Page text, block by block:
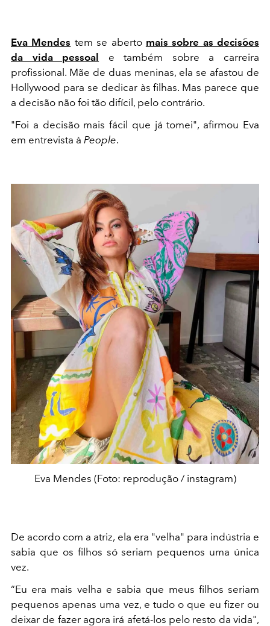
Eva Mendes tem se aberto mais sobre as decisões
da vida pessoal e também sobre a carreira
profissional. Mãe de duas meninas, ela se afastou de
Hollywood para se dedicar às filhas. Mas parece que
a decisão não foi tão difícil, pelo contrário.
"Foi a decisão mais fácil que já tomei", afirmou Eva
em entrevista à People.
Eva Mendes (Foto: reprodução / instagram)
De acordo com a atriz, ela era "velha" para indústria e
sabia que os filhos só seriam pequenos uma única
vez.
“Eu era mais velha e sabia que meus filhos seriam
pequenos apenas uma vez, e tudo o que eu fizer ou
deixar de fazer agora irá afetá-los pelo resto da vida",